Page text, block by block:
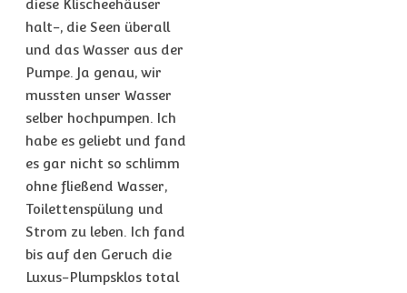
diese Klischeehäuser
halt-, die Seen überall
und das Wasser aus der
Pumpe. Ja genau, wir
mussten unser Wasser
selber hochpumpen. Ich
habe es geliebt und fand
es gar nicht so schlimm
ohne fließend Wasser,
Toilettenspülung und
Strom zu leben. Ich fand
bis auf den Geruch die
Luxus-Plumpsklos total